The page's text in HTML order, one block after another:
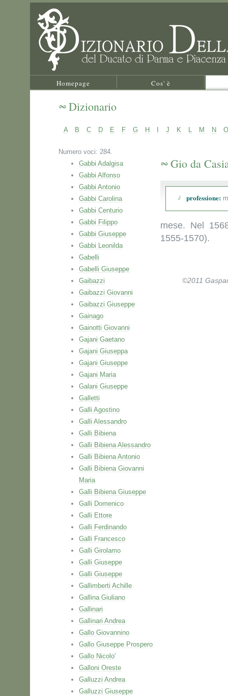
Homepage Cos' è
Dizionario
A B C D E F G H J K L M N O
Numero voci: 284.
Gabbi Adalgisa
Gabbi Alfonso
Gabbi Antonio
Gabbi Carolina
Gabbi Centurio
Gabbi Filippo
Gabbi Giuseppe
Gabbi Leonilda
Gabelli
Gabelli Giuseppe
Gaibazzi
Gaibazzi Giovanni
Gaibazzi Giuseppe
Gainago
Gainotti Giovanni
Gajani Gaetano
Gajani Giuseppa
Gajani Giuseppe
Gajani Maria
Galani Giuseppe
Galletti
Galli Agostino
Galli Alessandro
Galli Bibiena
Galli Bibiena Alessandro
Galli Bibiena Antonio
Galli Bibiena Giovanni
Maria
Galli Bibiena Giuseppe
Galli Domenico
Galli Ettore
Galli Ferdinando
Galli Francesco
Galli Girolamo
Galli Giuseppe
Galli Giuseppe
Gallimberti Achille
Gallina Giuliano
Gallinari
Gallinari Andrea
Gallo Giovannino
Gallo Giuseppe Prospero
Gallo Nicolo'
Galloni Oreste
Galluzzi Andrea
Galluzzi Giuseppe
Gio da
professione:
mese. Nel
1555-1570).
©2011